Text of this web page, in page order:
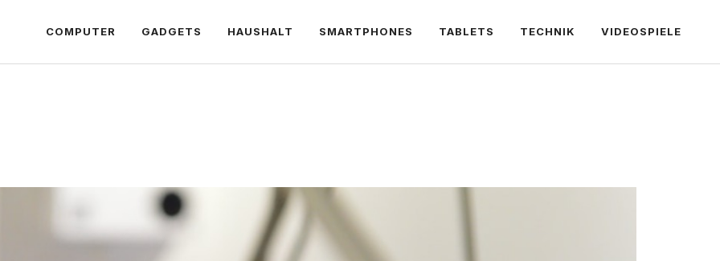
COMPUTER GADGETS HAUSHALT SMARTPHONES TABLETS TECHNIK VIDEOSPIELE